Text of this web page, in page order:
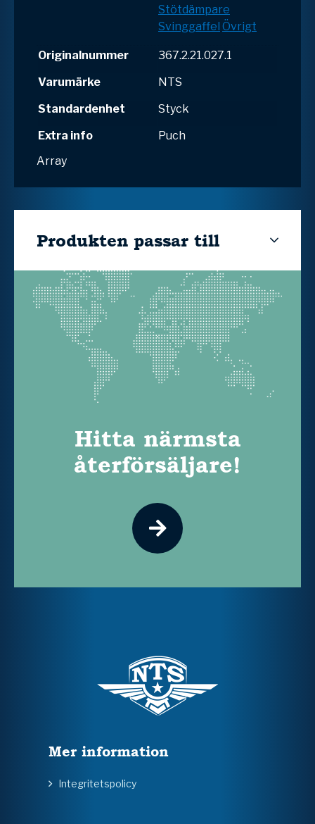
Stötdämpare
Svinggaffel Övrigt
Originalnummer
367.2.21.027.1
Varumärke
NTS
Standardenhet
Styck
Extra info
Puch
Array
Produkten passar till
Hitta närmsta
återförsäljare!
Mer information
Integritetspolicy